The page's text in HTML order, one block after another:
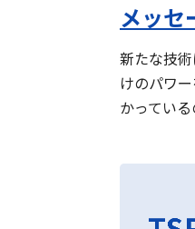
メッセ
新たな技
けのパワ
かってい